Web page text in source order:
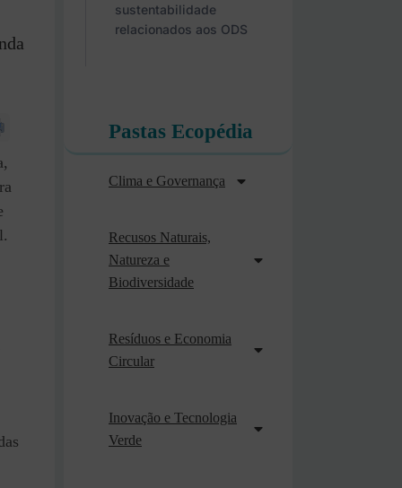
sustentabilidade
relacionados aos ODS
Pastas Ecopédia
Clima e Governança
Recusos Naturais,
Natureza e
Biodiversidade
Resíduos e Economia
Circular
Inovação e Tecnologia
Verde